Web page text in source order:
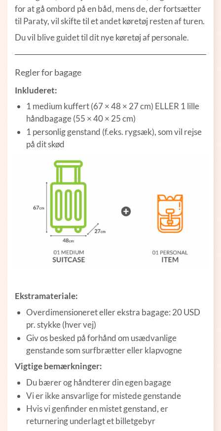
for at gå ombord på en båd, mens de, der fortsætter
til Paraty, vil skifte til et andet køretøj resten af turen.
Du vil blive guidet til dit nye køretøj af personale.
Regler for bagage
Inkluderet:
1 medium kuffert (67 × 48 × 27 cm) ELLER 1 lille
håndbagage (55 × 40 × 25 cm)
1 personlig genstand (f.eks. rygsæk), som vil rejse
på dit skød
Ekstramateriale:
Overdimensioneret eller ekstra bagage: 20 USD
pr. stykke (hver vej)
Giv os besked på forhånd om usædvanlige
genstande som surfbrætter eller klapvogne
Vigtige bemærkninger:
Du bærer og håndterer din egen bagage
Vi er ikke ansvarlige for mistede genstande
Hvis vi genfinder en mistet genstand, er
returnering underlagt et billetgebyr